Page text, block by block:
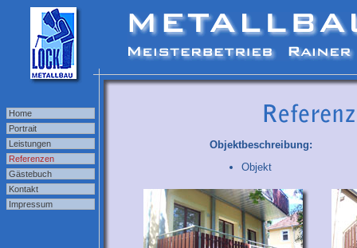
Home
Portrait
Leistungen
Referenzen
Gästebuch
Kontakt
Impressum
Objektbeschreibung:
Objekt